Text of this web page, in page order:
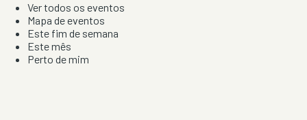
Ver todos os eventos
Mapa de eventos
Este fim de semana
Este mês
Perto de mim